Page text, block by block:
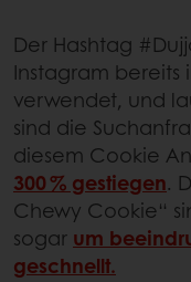
Der Hashtag
Instagram bereits
verwendet, und
sind die
diesem Cookie
300 % gestiegen.
Chewy Cookie“
sogar um
geschnellt.